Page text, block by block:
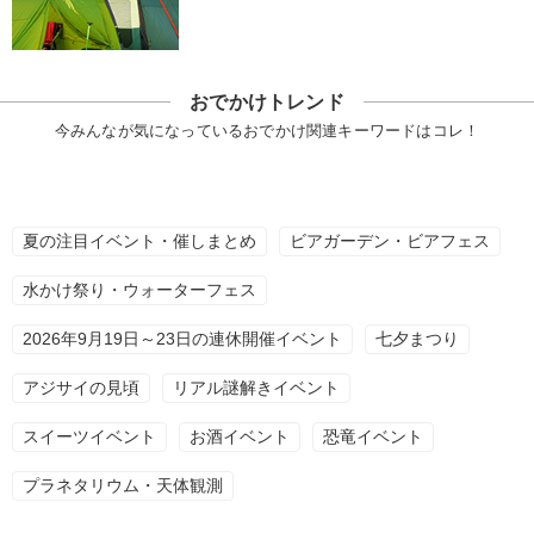
おでかけトレンド
今みんなが気になっているおでかけ関連キーワードはコレ！
夏の注目イベント・催しまとめ ビアガーデン・ビアフェス
水かけ祭り・ウォーターフェス
2026年9月19日～23日の連休開催イベント 七夕まつり
アジサイの見頃 リアル謎解きイベント
スイーツイベント お酒イベント 恐竜イベント
プラネタリウム・天体観測